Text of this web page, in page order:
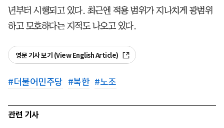
년부터 시행되고 있다. 최근엔 적용 범위가 지나치게 광범위
하고 모호하다는 지적도 나오고 있다.
영문 기사 보기 (View English Article)
#더불어민주당 #북한 #노조
관련 기사